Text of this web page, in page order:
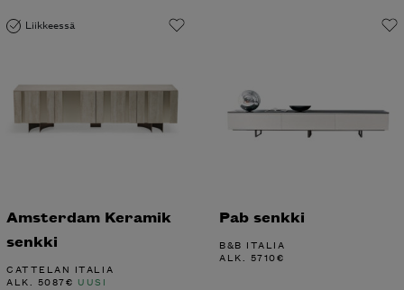
Liikkeessä
Amsterdam Keramik
senkki
CATTELAN ITALIA
ALK. 5087€ UUSI
Pab senkki
B&B ITALIA
ALK. 5710€